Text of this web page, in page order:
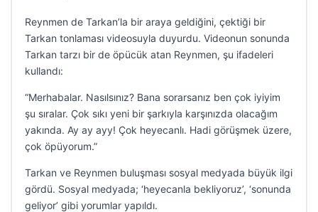
Reynmen de Tarkan’la bir araya geldiğini, çektiği bir
Tarkan tonlaması videosuyla duyurdu. Videonun sonunda
Tarkan tarzı bir de öpücük atan Reynmen, şu ifadeleri
kullandı:
“Merhabalar. Nasılsınız? Bana sorarsanız ben çok iyiyim
şu sıralar. Çok sıkı yeni bir şarkıyla karşınızda olacağım
yakında. Ay ay ayy! Çok heyecanlı. Hadi görüşmek üzere,
çok öpüyorum.”
Tarkan ve Reynmen buluşması sosyal medyada büyük ilgi
gördü. Sosyal medyada; ‘heyecanla bekliyoruz’, ‘sonunda
geliyor’ gibi yorumlar yapıldı.